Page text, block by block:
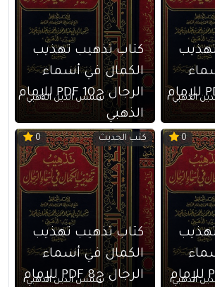
الرجال ج11 PDF للإمام
الذهبي
كتاب تذهيب تهذيب
الكمال في أسماء
الرجال ج10 PDF للإمام
الذهبي
شمس الدين الذهبي
0
الرجال ج9 PDF للإمام
الذهبي
كتب الحديث 0
كتاب تذهيب تهذيب
الكمال في أسماء
الرجال ج8 PDF للإمام
شمس الدين الذهبي